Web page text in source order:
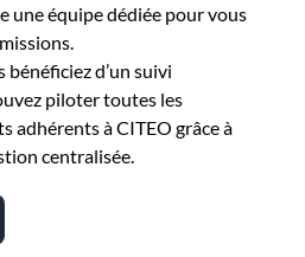
une équipe dédiée pour vous
bénéficiez d’un suivi
piloter toutes les
adhérents à CITEO grâce à
centralisée.